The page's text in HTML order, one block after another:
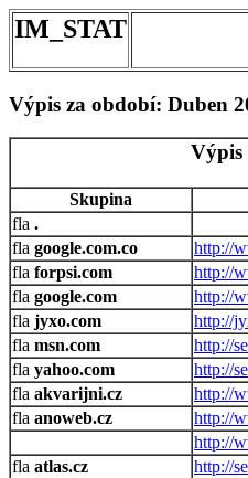
IM_STAT
Výpis za období: Duben
Výpis
Skupina
.
google.com.co
http://
forpsi.com
http://
google.com
http://
jyxo.com
http://
msn.com
http://
yahoo.com
http://
akvarijni.cz
http://
anoweb.cz
http://
http://
atlas.cz
http://